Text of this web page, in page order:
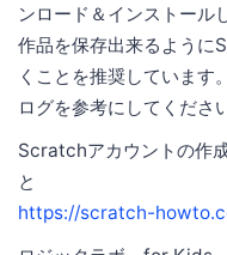
ンロード＆インストール
作品を保存出来るように
くことを推奨しています
ログを参考にしてください
Scratchアカウントの作
と
https://scratch-